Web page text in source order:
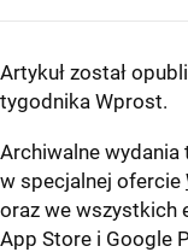
Artykuł został
tygodnika Wprost.
Archiwalne
w specjalnej ofercie
oraz we wszystkich
App Store i Google